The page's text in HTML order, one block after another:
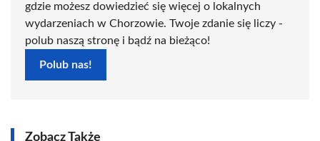
gdzie możesz dowiedzieć się więcej o lokalnych
wydarzeniach w Chorzowie. Twoje zdanie się liczy -
polub naszą stronę i bądź na bieżąco!
Polub nas!
Zobacz Także